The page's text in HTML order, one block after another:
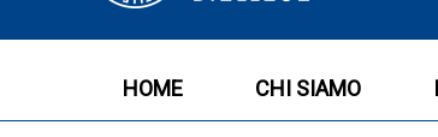
HOME CHI SIAMO